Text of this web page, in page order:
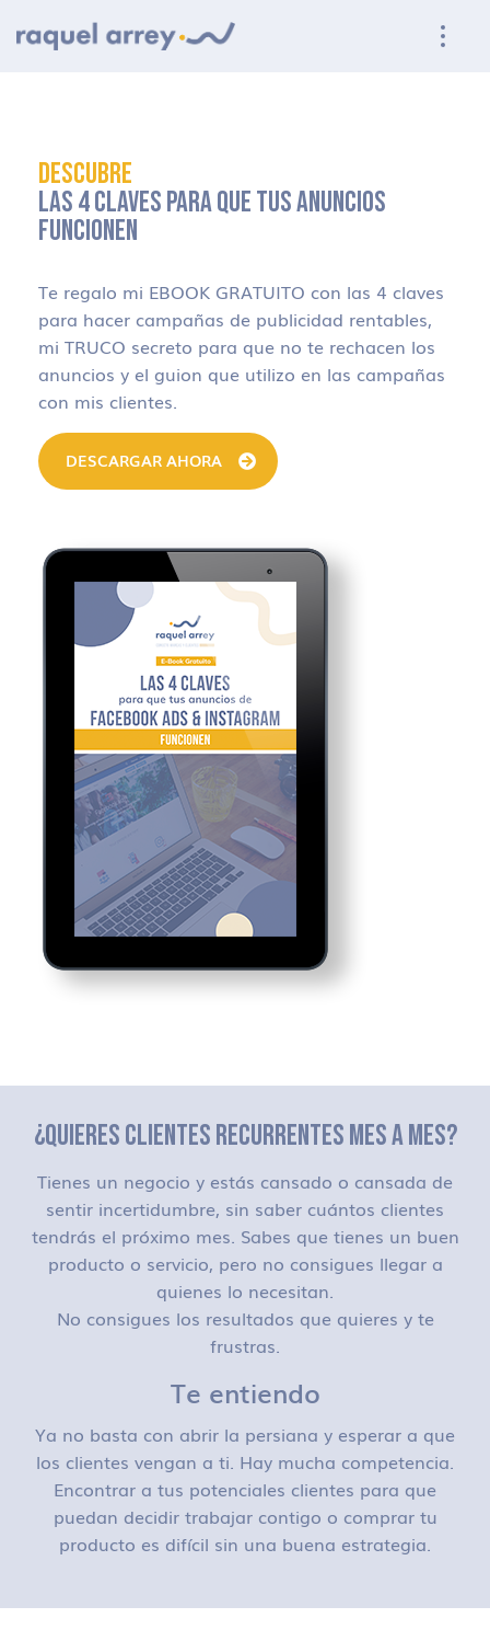
DESCUBRE
LAS 4 CLAVES PARA QUE TUS ANUNCIOS
FUNCIONEN
Te regalo mi EBOOK GRATUITO con las 4 claves
para hacer campañas de publicidad rentables,
mi TRUCO secreto para que no te rechacen los
anuncios y el guion que utilizo en las campañas
con mis clientes.
DESCARGAR AHORA
¿QUIERES CLIENTES RECURRENTES MES A MES?
Tienes un negocio y estás cansado o cansada de
sentir incertidumbre, sin saber cuántos clientes
tendrás el próximo mes. Sabes que tienes un buen
producto o servicio, pero no consigues llegar a
quienes lo necesitan.
No consigues los resultados que quieres y te
frustras.
Te entiendo
Ya no basta con abrir la persiana y esperar a que
los clientes vengan a ti. Hay mucha competencia.
Encontrar a tus potenciales clientes para que
puedan decidir trabajar contigo o comprar tu
producto es difícil sin una buena estrategia.